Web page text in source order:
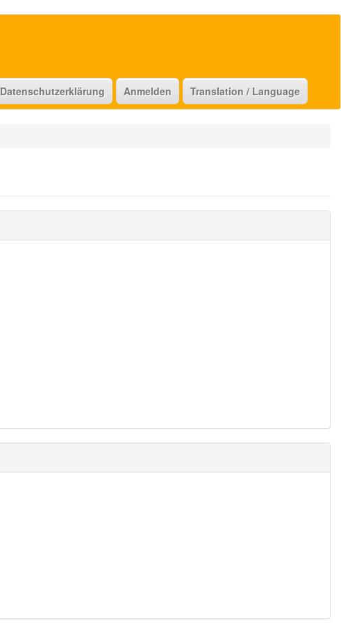
Datenschutzerklärung Anmelden Translation / Language